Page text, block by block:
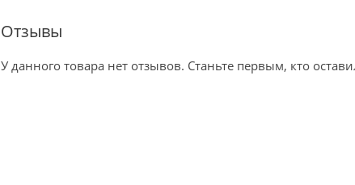
Отзывы
У данного товара нет отзывов. Станьте первым, кто